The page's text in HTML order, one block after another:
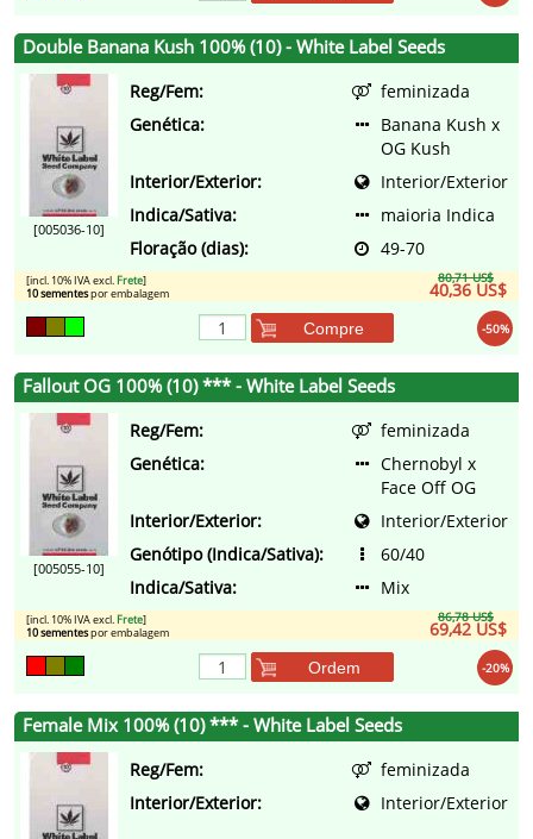
Double Banana Kush 100% (10) - White Label Seeds
[005036-10]
Reg/Fem:
feminizada
Genética:
Banana Kush x
OG Kush
Interior/Exterior:
Interior/Exterior
Indica/Sativa:
maioria Indica
Floração (dias):
49-70
80,71 US$
40,36 US$
[incl. 10% IVA excl. Frete]
10 sementespor embalagem
-50%
Compre
Fallout OG 100% (10) *** - White Label Seeds
[005055-10]
Reg/Fem:
feminizada
Genética:
Chernobyl x
Face Off OG
Interior/Exterior:
Interior/Exterior
Genótipo (Indica/Sativa):
60/40
Indica/Sativa:
Mix
86,78 US$
69,42 US$
[incl. 10% IVA excl. Frete]
10 sementespor embalagem
-20%
Ordem
Female Mix 100% (10) *** - White Label Seeds
Reg/Fem:
feminizada
Interior/Exterior:
Interior/Exterior